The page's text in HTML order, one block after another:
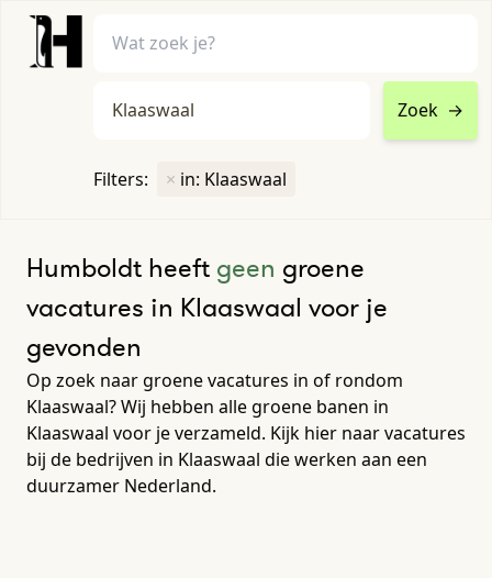
Zoek →
Filters: × in: Klaaswaal
Humboldt heeft geen groene
vacatures in Klaaswaal voor je
gevonden
Op zoek naar groene vacatures in of rondom
Klaaswaal? Wij hebben alle groene banen in
Klaaswaal voor je verzameld. Kijk hier naar vacatures
bij de bedrijven in Klaaswaal die werken aan een
duurzamer Nederland.